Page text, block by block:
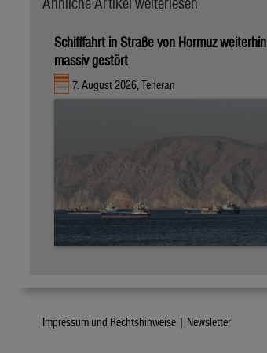
Schifffahrt in Straße von Hormuz weiterhin
massiv gestört
7. August 2026, Teheran
Impressum und Rechtshinweise | Newsletter